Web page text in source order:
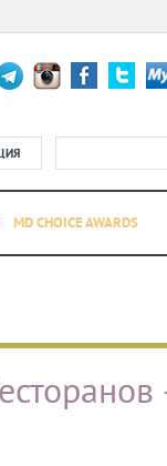
MD CHOICE AWARDS